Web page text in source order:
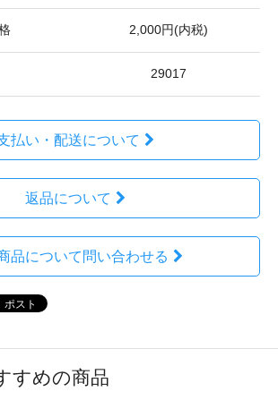
2,000円(内税)
29017
払い・配送について
返品について
品について問い合わせる
すめの商品